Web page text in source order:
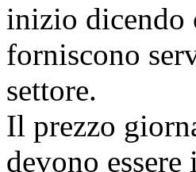
inizio dicendo
forniscono
settore.
Il prezzo
devono